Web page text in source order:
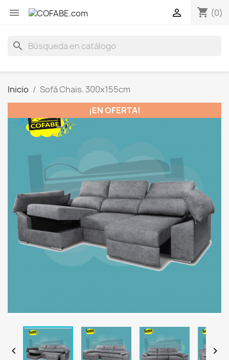
 shopping_cart (0)

search
Inicio
Sofá Chais. 300x155cm
¡EN OFERTA!
 